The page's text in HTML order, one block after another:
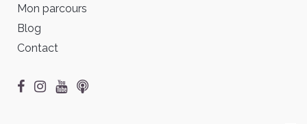
Mon parcours
Blog
Contact